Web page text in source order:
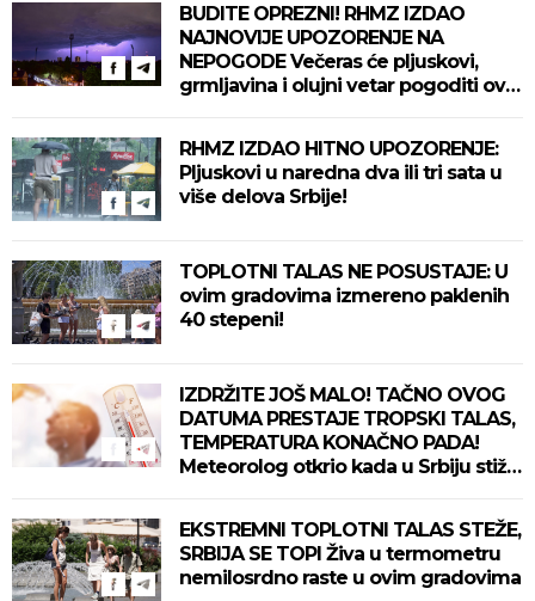
BUDITE OPREZNI! RHMZ IZDAO
NAJNOVIJE UPOZORENJE NA
NEPOGODE Večeras će pljuskovi,
grmljavina i olujni vetar pogoditi ove
RHMZ IZDAO HITNO UPOZORENJE:
Pljuskovi u naredna dva ili tri sata u
više delova Srbije!
TOPLOTNI TALAS NE POSUSTAJE: U
ovim gradovima izmereno paklenih
40 stepeni!
IZDRŽITE JOŠ MALO! TAČNO OVOG
DATUMA PRESTAJE TROPSKI TALAS,
TEMPERATURA KONAČNO PADA!
Meteorolog otkrio kada u Srbiju stiže
EKSTREMNI TOPLOTNI TALAS STEŽE,
SRBIJA SE TOPI Živa u termometru
nemilosrdno raste u ovim gradovima